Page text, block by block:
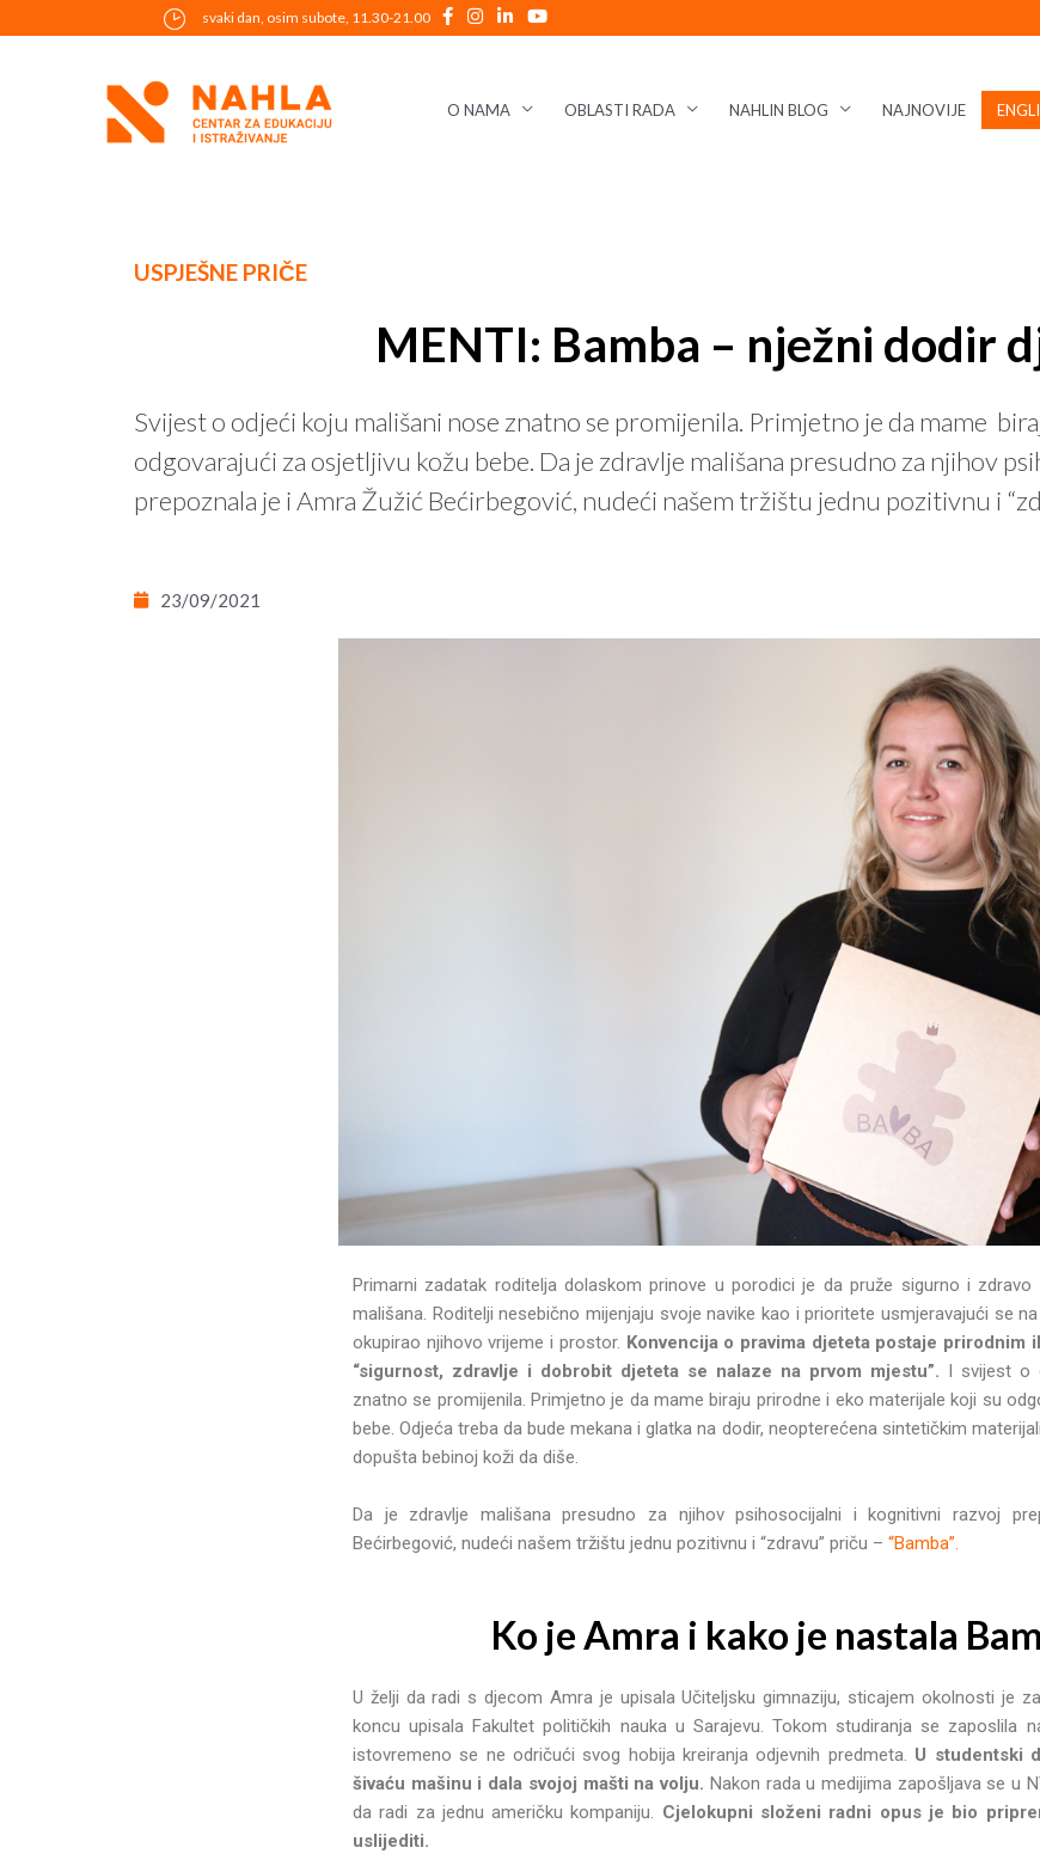
to
svaki dan, osim subote, 11.30-21.00
O NAMA OBLASTI RADA NAHLIN BLOG NAJNOVIJE
USPJEŠNE PRIČE
MENTI: Bamba – nježni dodir
Svijest o odjeći koju mališani nose znatno se promijenila. Primjetno je da mame
odgovarajući za osjetljivu kožu bebe. Da je zdravlje mališana presudno za njihov
prepoznala je i Amra Žužić Bećirbegović, nudeći našem tržištu jednu pozitivnu i
23/09/2021
Primarni zadatak roditelja dolaskom prinove u porodici je da pruže sigurno i
mališana. Roditelji nesebično mijenjaju svoje navike kao i prioritete usmjeravajući se
okupirao njihovo vrijeme i prostor. Konvencija o pravima djeteta postaje prirodnim
“sigurnost, zdravlje i dobrobit djeteta se nalaze na prvom mjestu”. I svijest o
znatno se promijenila. Primjetno je da mame biraju prirodne i eko materijale koji su
bebe. Odjeća treba da bude mekana i glatka na dodir, neopterećena sintetičkim
dopušta bebinoj koži da diše.
Da je zdravlje mališana presudno za njihov psihosocijalni i kognitivni razvoj
Bećirbegović, nudeći našem tržištu jednu pozitivnu i “zdravu” priču – “Bamba”.
Ko je Amra i kako je nastala
U želji da radi s djecom Amra je upisala Učiteljsku gimnaziju, sticajem okolnosti je
koncu upisala Fakultet političkih nauka u Sarajevu. Tokom studiranja se zaposlila
istovremeno se ne odričući svog hobija kreiranja odjevnih predmeta. U studentski
šivaću mašinu i dala svojoj mašti na volju. Nakon rada u medijima zapošljava se u
da radi za jednu američku kompaniju. Cjelokupni složeni radni opus je bio
uslijediti.
navigation